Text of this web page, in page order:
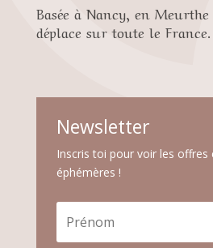
Basée à Nancy, en
déplace sur toute le France.
Newsletter
Inscris toi pour voir les offres
éphémères !